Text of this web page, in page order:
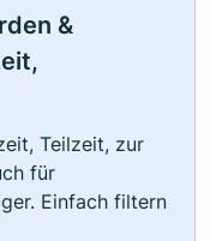
&
Teilzeit, zur
für
Einfach filtern